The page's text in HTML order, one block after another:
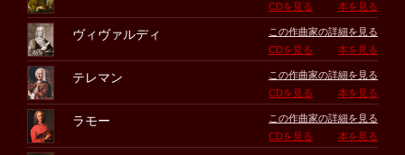
CDを見る
本を見る
ヴィヴァルディ
この作曲家の詳細を見る
CDを見る
本を見る
テレマン
この作曲家の詳細を見る
CDを見る
本を見る
ラモー
この作曲家の詳細を見る
CDを見る
本を見る